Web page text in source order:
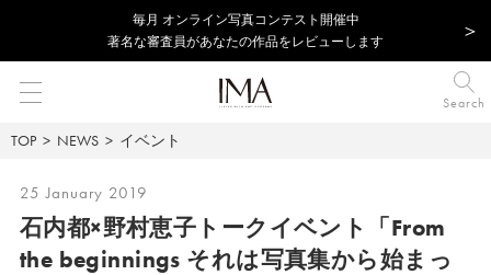
毎⽉ オンライン写真コンテスト開催中
著名な審査員があなたの作品をレビューします
Search
TOP NEWS イベント
25 January 2019
石内都×野村恵子トークイベント「From
the beginnings それは写真集から始まっ